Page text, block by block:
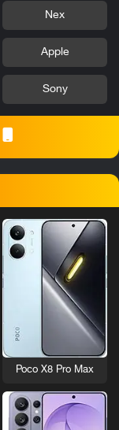
Nex
Apple
Sony
Poco X8 Pro Max